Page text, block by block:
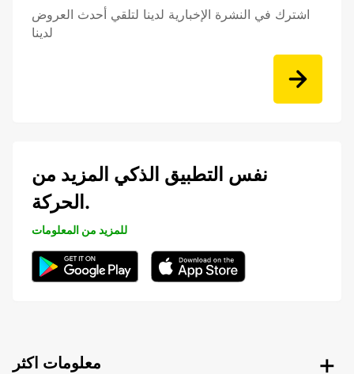
اشترك في النشرة الإخبارية لدينا لتلقي أحدث العروض
لدينا
نفس التطبيق الذكي المزيد من
الحركة.
للمزيد من المعلومات
معلومات اكثر